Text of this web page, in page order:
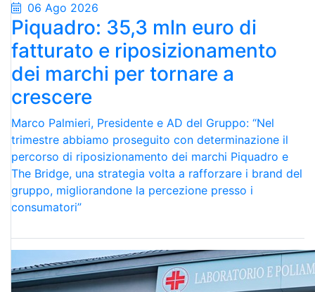
06 Ago 2026
Piquadro: 35,3 mln euro di
fatturato e riposizionamento
dei marchi per tornare a
crescere
Marco Palmieri, Presidente e AD del Gruppo: “Nel
trimestre abbiamo proseguito con determinazione il
percorso di riposizionamento dei marchi Piquadro e
The Bridge, una strategia volta a rafforzare i brand del
gruppo, migliorandone la percezione presso i
consumatori”